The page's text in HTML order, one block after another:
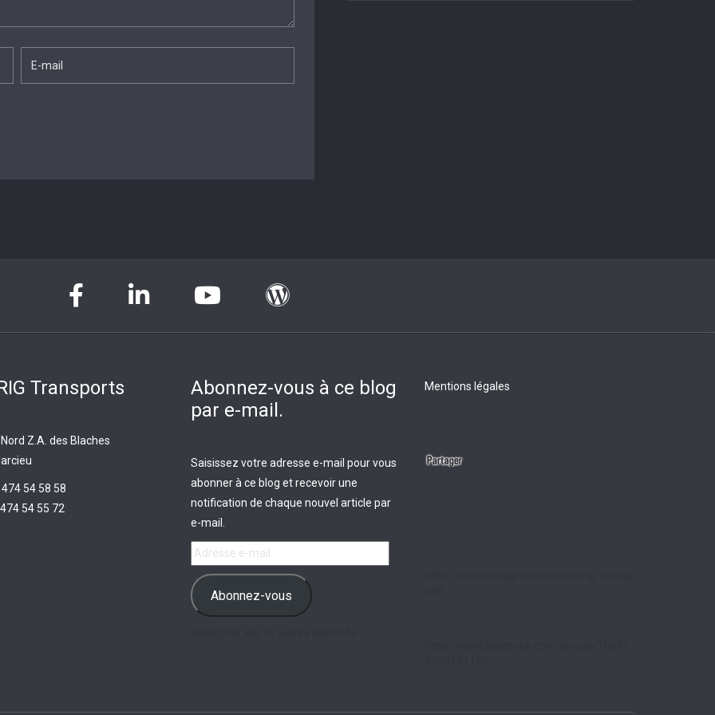
Transports
Z.A. des Blaches
54 58 58
54 55 72
Abonnez-vous à ce blog
par e-mail.
Saisissez votre adresse e-mail pour vous
abonner à ce blog et recevoir une
notification de chaque nouvel article par
e-mail.
Adresse
e-
mail Abonnez-vous
Mentions légales